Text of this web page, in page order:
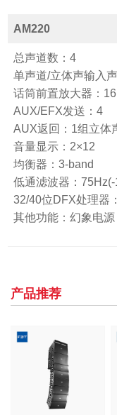
AM220
总声道数：4
单声道/立体声输入
话筒前置放大器：16
AUX/EFX发送：4
AUX返回：1组立体
音量显示：2×12
均衡器：3-band
低通滤波器：
32/40位DFX处理器
其他功能：幻象电源
产品推荐